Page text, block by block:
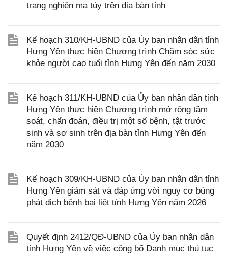
trạng nghiện ma túy trên địa bàn tỉnh
Kế hoạch 310/KH-UBND của Ủy ban nhân dân tỉnh
Hưng Yên thực hiện Chương trình Chăm sóc sức
khỏe người cao tuổi tỉnh Hưng Yên đến năm 2030
Kế hoạch 311/KH-UBND của Ủy ban nhân dân tỉnh
Hưng Yên thực hiện Chương trình mở rộng tầm
soát, chẩn đoán, điều trị một số bệnh, tật trước
sinh và sơ sinh trên địa bàn tỉnh Hưng Yên đến
năm 2030
Kế hoạch 309/KH-UBND của Ủy ban nhân dân tỉnh
Hưng Yên giám sát và đáp ứng với nguy cơ bùng
phát dịch bệnh bại liệt tỉnh Hưng Yên năm 2026
Quyết định 2412/QĐ-UBND của Ủy ban nhân dân
tỉnh Hưng Yên về việc công bố Danh mục thủ tục